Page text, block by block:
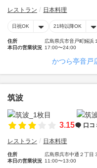
レストラン 日本料理
日祝OK 21時以降OK
住所
広島県呉市音戸町鰯浜
本日の営業状況 17:00〜24:00
かつら亭音戸
筑波
3.15 口コ
レストラン 日本料理
住所
広島県呉市中通２丁目
本日の営業状況 11:00〜13:00